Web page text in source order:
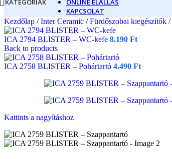
ONLINE ELÁLLÁS
KAPCSOLAT
Kezdőlap / Inter Ceramic / Fürdőszobai kiegészítők /
ICA 2794 BLISTER – WC-kefe 8.190 Ft
Back to products
ICA 2758 BLISTER – Pohártartó 4.490 Ft
Kattints a nagyításhoz